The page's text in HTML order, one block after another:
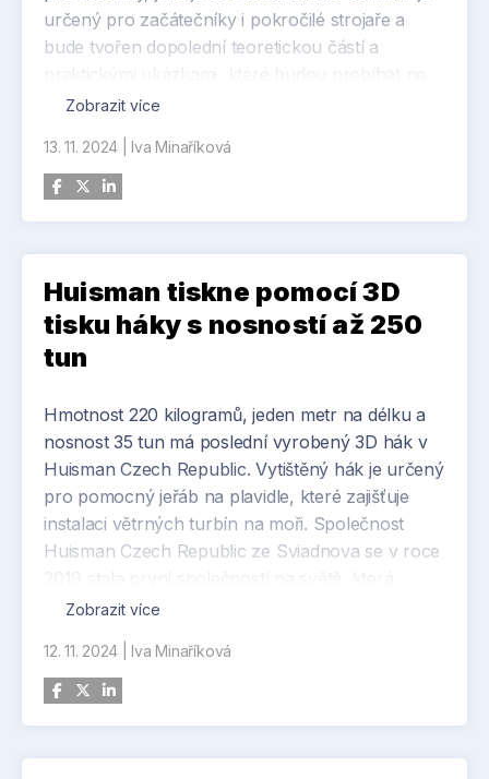
určený pro začátečníky i pokročilé strojaře a
bude tvořen dopolední teoretickou částí a
celé odpoledne.
Semináře společnosti Ceratizit se těší velké oblibě
nejen pro svoji vysokou odbornou úroveň.
Atraktivní je i moderní prostředí Technického
přednášejících, skvělá atmosféra a výborná
dostupnost.
Termín: 19.11. a 21.11. 2024, v Technickém centru
Ceratizit ve Velkém Meziříčí. Více informací a
společnosti.
(https://cuttingtools.ceratizit.com/cz/cs/servis/
seminare/odborne-semina_e-listopad-2024-.html)
Zobrazit více
13. 11. 2024 Iva Minaříková
Huisman tiskne pomocí 3D
tisku háky s nosností až 250
tun
Hmotnost 220 kilogramů, jeden metr na délku a
nosnost 35 tun má poslední vyrobený 3D hák v
Huisman Czech Republic. Vytištěný hák je určený
pro pomocný jeřáb na plavidle, které zajišťuje
instalaci větrných turbín na moři. Společnost
Huisman Czech Republic ze Sviadnova se v roce
úspěšně dodala certifikované 3D tištěné háky pro
Háky jsou vyráběny metodou WAAM (tzv. Wire
Arc Additive Manufacturing), která představuje
výrazné úspoře materiálu. Metoda využívá
Zobrazit více
12. 11. 2024 Iva Minaříková